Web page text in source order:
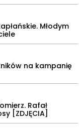
Młodym
na kampanię
Rafał
[ZDJĘCIA]